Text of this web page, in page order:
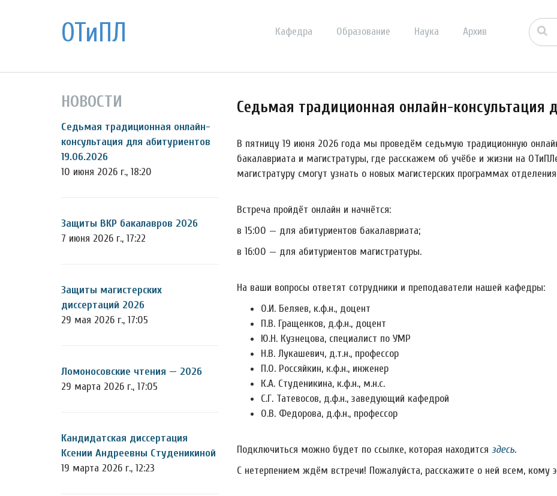
ОТиПЛ Кафедра Образование Наука Архив
НОВОСТИ
Седьмая традиционная онлайн-
консультация для абитуриентов
19.06.2026
10 июня 2026 г., 18:20
Защиты ВКР бакалавров 2026
7 июня 2026 г., 17:22
Защиты магистерских
диссертаций 2026
29 мая 2026 г., 17:05
Ломоносовские чтения — 2026
29 марта 2026 г., 17:05
Кандидатская диссертация
Ксении Андреевны Студеникиной
19 марта 2026 г., 12:23
Седьмая традиционная онлайн-консультация
В пятницу 19 июня 2026 года мы проведём седьмую традиционную
бакалавриата и магистратуры, где расскажем об учёбе и жизни на
магистратуру смогут узнать о новых магистерских программах
Встреча пройдёт онлайн и начнётся:
в 15:00 — для абитуриентов бакалавриата;
в 16:00 — для абитуриентов магистратуры.
На ваши вопросы ответят сотрудники и преподаватели нашей кафедры:
О.И. Беляев, к.ф.н., доцент
П.В. Гращенков, д.ф.н., доцент
Ю.Н. Кузнецова, специалист по УМР
Н.В. Лукашевич, д.т.н., профессор
П.О. Россяйкин, к.ф.н., инженер
К.А. Студеникина, к.ф.н., м.н.с.
С.Г. Татевосов, д.ф.н., заведующий кафедрой
О.В. Федорова, д.ф.н., профессор
Подключиться можно будет по ссылке, которая находится здесь.
С нетерпением ждём встречи! Пожалуйста, расскажите о ней всем, кому